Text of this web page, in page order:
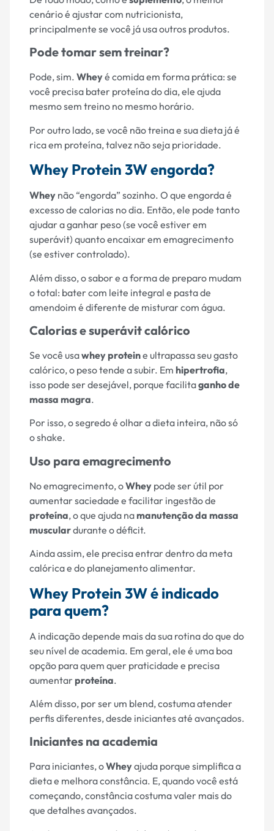
cenário é ajustar com nutricionista,
principalmente se você já usa outros produtos.
Pode tomar sem treinar?
Pode, sim. Wheyé comida em forma prática: se
você precisa bater proteína do dia, ele ajuda
mesmo sem treino no mesmo horário.
Por outro lado, se você não treina e sua dieta já é
rica em proteína, talvez não seja prioridade.
Whey Protein 3W engorda?
Whey não “engorda” sozinho. O que engorda é
excesso de calorias no dia. Então, ele pode tanto
ajudar a ganhar peso (se você estiver em
superávit) quanto encaixar em emagrecimento
(se estiver controlado).
Além disso, o sabor e a forma de preparo mudam
o total: bater com leite integral e pasta de
amendoim é diferente de misturar com água.
Calorias e superávit calórico
Se você usawhey proteine ultrapassa seu gasto
calórico, o peso tende a subir. Em hipertrofia,
isso pode ser desejável, porque facilitaganho de
massa magra.
Por isso, o segredo é olhar a dieta inteira, não só
o shake.
Uso para emagrecimento
No emagrecimento, oWhey pode ser útil por
aumentar saciedade e facilitar ingestão de
proteína, o que ajuda namanutenção da massa
musculardurante o déficit.
Ainda assim, ele precisa entrar dentro da meta
calórica e do planejamento alimentar.
Whey Protein 3W é indicado
para quem?
A indicação depende mais da sua rotina do que do
seu nível de academia. Em geral, ele é uma boa
opção para quem quer praticidade e precisa
aumentarproteína.
Além disso, por ser um blend, costuma atender
perfis diferentes, desde iniciantes até avançados.
Iniciantes na academia
Para iniciantes, oWheyajuda porque simplifica a
dieta e melhora constância. E, quando você está
começando, constância costuma valer mais do
que detalhes avançados.